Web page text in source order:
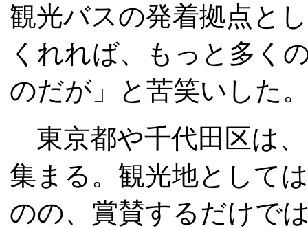
観光バスの発着拠点と
くれれば、もっと多く
のだが」と苦笑いした
東京都や千代田区は
集まる。観光地として
のの、賞賛するだけで